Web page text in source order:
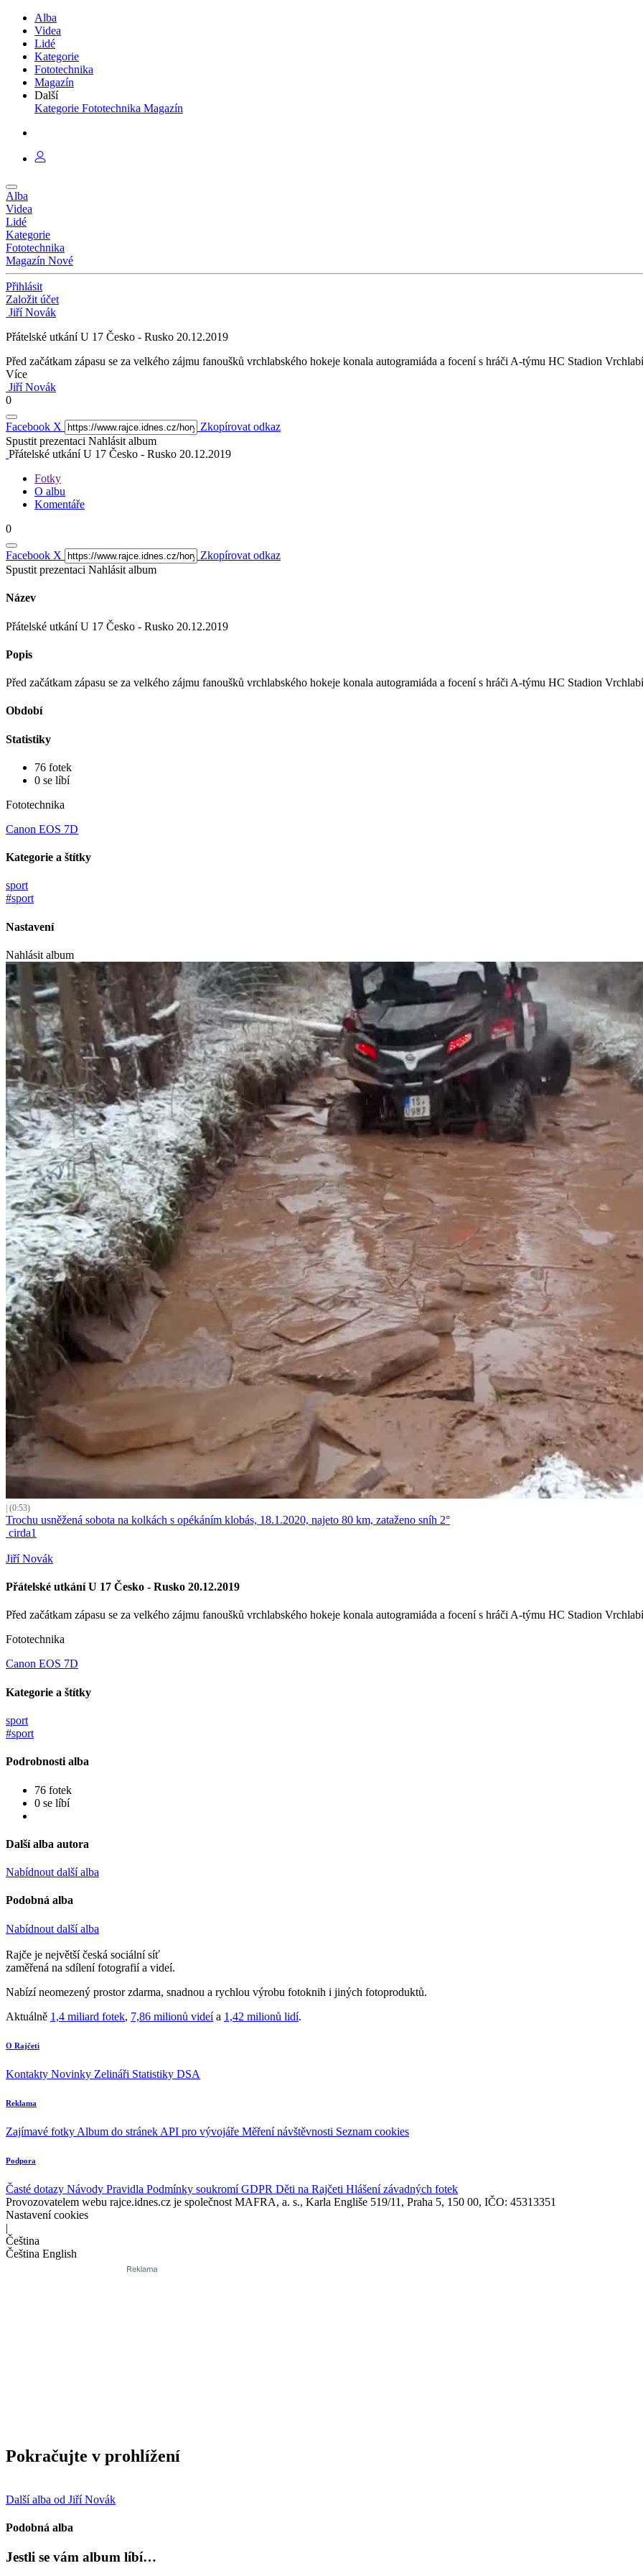
Alba
Videa
Lidé
Kategorie
Fototechnika
Magazín
Další
Kategorie Fototechnika Magazín
Alba
Videa
Lidé
Kategorie
Fototechnika
Magazín Nové
Přihlásit
Založit účet
Jiří Novák
Přátelské utkání U 17 Česko - Rusko 20.12.2019
Před začátkam zápasu se za velkého zájmu fanoušků vrchlabského hokeje konala autogramiáda a focení s hráči A-týmu HC Stadion Vrchlabí
Více
Jiří Novák
0
Facebook X
Zkopírovat odkaz
Spustit prezentaci Nahlásit album
Přátelské utkání U 17 Česko - Rusko 20.12.2019
Fotky
O albu
Komentáře
0
Facebook X
Zkopírovat odkaz
Spustit prezentaci Nahlásit album
Název
Přátelské utkání U 17 Česko - Rusko 20.12.2019
Popis
Před začátkam zápasu se za velkého zájmu fanoušků vrchlabského hokeje konala autogramiáda a focení s hráči A-týmu HC Stadion Vrchlabí
Období
Statistiky
76 fotek
0 se líbí
Fototechnika
Canon EOS 7D
Kategorie a štítky
sport
#sport
Nastavení
Nahlásit album
| (0:53)
Trochu usněžená sobota na kolkách s opékáním klobás, 18.1.2020, najeto 80 km, zataženo sníh 2°
cirda1
Jiří Novák
Přátelské utkání U 17 Česko - Rusko 20.12.2019
Před začátkam zápasu se za velkého zájmu fanoušků vrchlabského hokeje konala autogramiáda a focení s hráči A-týmu HC Stadion Vrchlabí
Fototechnika
Canon EOS 7D
Kategorie a štítky
sport
#sport
Podrobnosti alba
76 fotek
0 se líbí
Další alba autora
Nabídnout další alba
Podobná alba
Nabídnout další alba
Rajče je největší česká sociální síť
zaměřená na sdílení fotografií a videí.
Nabízí neomezený prostor zdarma, snadnou a rychlou výrobu fotoknih i jiných fotoproduktů.
Aktuálně 1,4 miliard fotek, 7,86 milionů videía 1,42 milionů lidí.
O Rajčeti
Kontakty Novinky Zelináři Statistiky DSA
Reklama
Zajímavé fotky Album do stránek API pro vývojáře Měření návštěvnosti Seznam cookies
Podpora
Časté dotazy Návody Pravidla Podmínky soukromíGDPR Děti na Rajčeti Hlášení závadných fotek
Provozovatelem webu rajce.idnes.cz je společnost MAFRA, a. s., Karla Engliše 519/11, Praha 5, 150 00, IČO: 45313351
Nastavení cookies
|
Čeština
Čeština English
Pokračujte v prohlížení
Další alba od Jiří Novák
Podobná alba
Jestli se vám album líbí…